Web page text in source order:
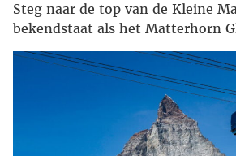
Steg naar de top van de Kleine
bekendstaat als het Matterhorn